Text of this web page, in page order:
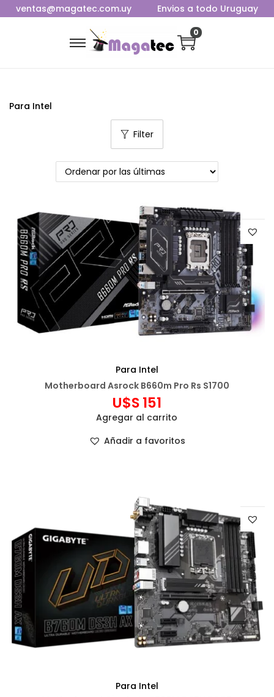
ventas@magatec.com.uy Envios a todo Uruguay
0
Para Intel
Filter
Para Intel
Motherboard Asrock B660m Pro Rs S1700
U$S151
Agregar al carrito
Añadir a favoritos
Para Intel